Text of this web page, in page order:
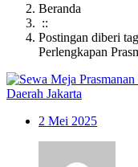
Beranda
::
Postingan diberi
Perlengkapan
2 Mei 2025